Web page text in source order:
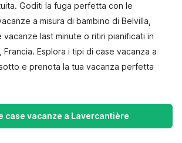
Goditi la fuga perfetta con le
a misura di bambino di Belvilla,
last minute o ritiri pianificati in
Esplora i tipi di case vacanza a
e prenota la tua vacanza perfetta
case vacanze a Lavercantière